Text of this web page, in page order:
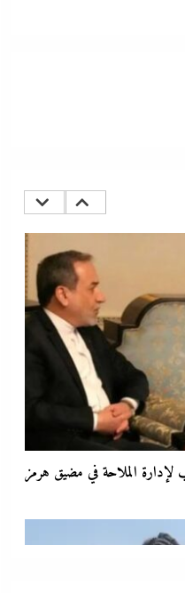
لإدارة الملاحة في مضيق هرمز